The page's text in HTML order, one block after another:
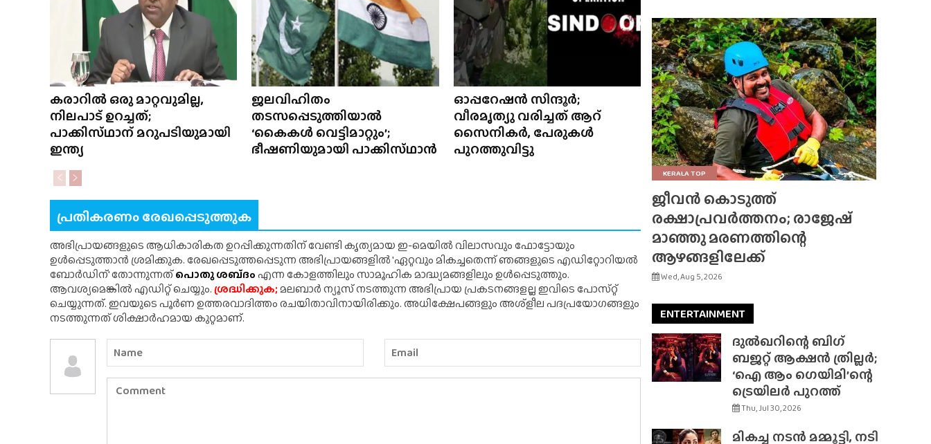
കരാറിൽ ഒരു മാറ്റവുമില്ല,
നിലപാട് ഉറച്ചത്;
പാക്കിസ്‌ഥാന് മറുപടിയുമായി
ഇന്ത്യ
ജലവിഹിതം
തടസപ്പെടുത്തിയാൽ
‘കൈകൾ വെട്ടിമാറ്റും’;
ഭീഷണിയുമായി പാക്കിസ്‌ഥാൻ
ഓപ്പറേഷൻ സിന്ദൂർ;
വീരമൃത്യു വരിച്ചത് ആറ്
സൈനികർ, പേരുകൾ
പുറത്തുവിട്ടു
പ്രതികരണം രേഖപ്പെടുത്തുക
അഭിപ്രായങ്ങളുടെ ആധികാരികത ഉറപ്പിക്കുന്നതിന് വേണ്ടി കൃത്യമായ ഇ-മെയിൽ വിലാസവും ഫോട്ടോയും
ഉൾപ്പെടുത്താൻ ശ്രമിക്കുക. രേഖപ്പെടുത്തപ്പെടുന്ന അഭിപ്രായങ്ങളിൽ 'ഏറ്റവും മികച്ചതെന്ന് ഞങ്ങളുടെ എഡിറ്റോറിയൽ
ബോർഡിന്' തോന്നുന്നത്പൊതു ശബ്‌ദംഎന്ന കോളത്തിലും സാമൂഹിക മാദ്ധ്യമങ്ങളിലും ഉൾപ്പെടുത്തും.
ആവശ്യമെങ്കിൽ എഡിറ്റ് ചെയ്യും.ശ്രദ്ധിക്കുക;മലബാർ ന്യൂസ് നടത്തുന്ന അഭിപ്രായ പ്രകടനങ്ങളല്ല ഇവിടെ പോസ്‌റ്റ്
ചെയ്യുന്നത്. ഇവയുടെ പൂർണ ഉത്തരവാദിത്തം രചയിതാവിനായിരിക്കും. അധിക്ഷേപങ്ങളും അശ്‌ളീല പദപ്രയോഗങ്ങളും
നടത്തുന്നത് ശിക്ഷാർഹമായ കുറ്റമാണ്.
KERALA TOP
ജീവൻ കൊടുത്ത്
രക്ഷാപ്രവർത്തനം; രാജേഷ്
മാഞ്ഞു മരണത്തിന്റെ
ആഴങ്ങളിലേക്ക്
Wed, Aug 5, 2026
ENTERTAINMENT
ദുൽഖറിന്റെ ബിഗ്
ബജറ്റ് ആക്ഷൻ ത്രില്ലർ;
‘ഐ ആം ഗെയിമി’ന്റെ
ട്രെയിലർ പുറത്ത്
Thu, Jul 30, 2026
മികച്ച നടൻ മമ്മൂട്ടി, നടി